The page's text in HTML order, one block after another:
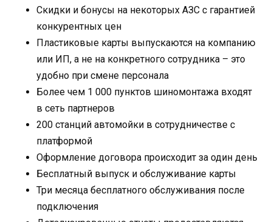
Скидки и бонусы на некоторых АЗС с гарантией
конкурентных цен
Пластиковые карты выпускаются на компанию
или ИП, а не на конкретного сотрудника – это
удобно при смене персонала
Более чем 1 000 пунктов шиномонтажа входят
в сеть партнеров
200 станций автомойки в сотрудничестве с
платформой
Оформление договора происходит за один день
Бесплатный выпуск и обслуживание карты
Три месяца бесплатного обслуживания после
подключения